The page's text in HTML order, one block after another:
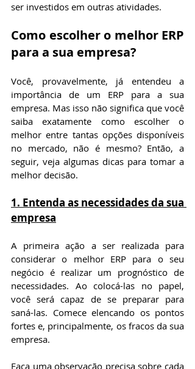
ser investidos em outras atividades.
Como escolher o melhor ERP
para a sua empresa?
Você, provavelmente, já entendeu a
importância de um ERP para a sua
empresa. Mas isso não significa que você
saiba exatamente como escolher o
melhor entre tantas opções disponíveis
no mercado, não é mesmo? Então, a
seguir, veja algumas dicas para tomar a
melhor decisão.
1. Entenda as necessidades da sua
empresa
A primeira ação a ser realizada para
considerar o melhor ERP para o seu
negócio é realizar um prognóstico de
necessidades. Ao colocá-las no papel,
você será capaz de se preparar para
saná-las. Comece elencando os pontos
fortes e, principalmente, os fracos da sua
empresa.
Faça uma observação precisa sobre cada